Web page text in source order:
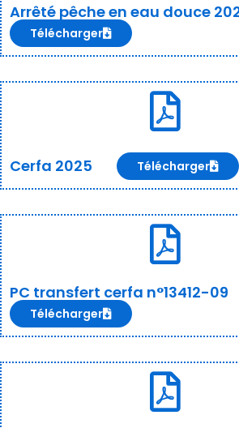
Arrêté pêche en eau douce
Télécharger
Cerfa 2025 Télécharger
PC transfert cerfa n°13412-09
Télécharger